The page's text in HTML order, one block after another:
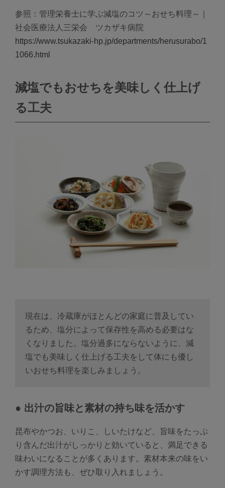
参照：管理栄養士に学ぶ減塩のコツ～おせち料理～｜
社会医療法人三栄会 ツカザキ病院
https://www.tsukazaki-hp.jp/departments/herusurabo/1
1066.html
減塩でもおせちを美味しく仕上げ
る工夫
現在は、冷蔵庫がほとんどの家庭に普及してい
るため、塩分によって保存性を高める必要はな
くなりました。塩分過多にならないように、減
塩でも美味しく仕上げる工夫をして体にも優し
いおせち料理を楽しみましょう。
● 出汁の旨味と素材の持ち味を活かす
昆布やかつお、いりこ、しいたけなど、旨味をたっぷ
り含んだ出汁がしっかりと効いていると、満足できる
味わいになることが多くあります。素材本来の味をい
かす調理方法も、ぜひ取り入れましょう。